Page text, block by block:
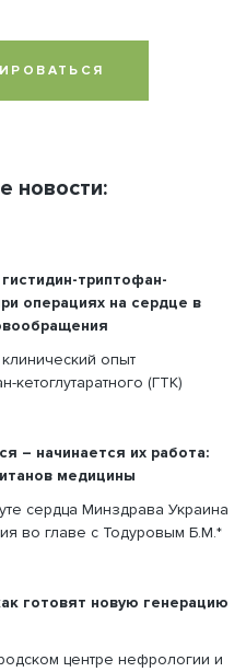
новости:
триптофан-
операциях на сердце в
опыт
кетоглутаратного (ГТК)
– начинается их работа:
медицины
сердца Минздрава Украина
во главе с Тодуровым Б.М.*
готовят новую генерацию
центре нефрологии и